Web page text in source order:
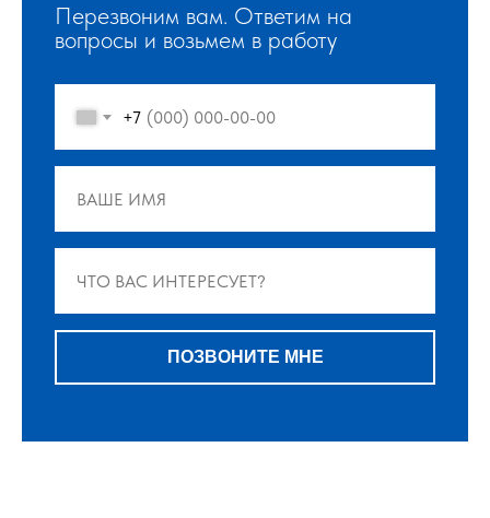
Перезвоним вам. Ответим на
вопросы и возьмем в работу
+7
ПОЗВОНИТЕ МНЕ